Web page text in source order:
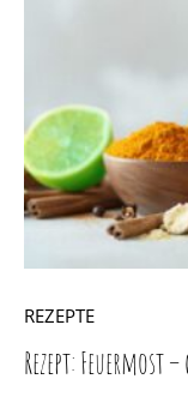
REZEPTE
Rezept: